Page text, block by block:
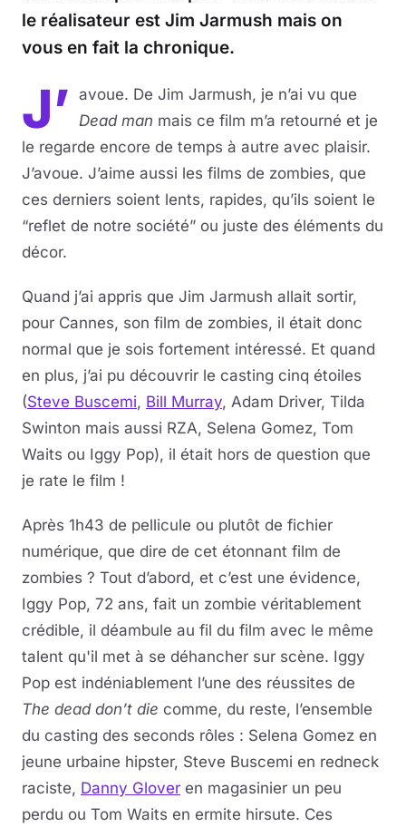
Forum
le réalisateur est Jim Jarmush mais on
vous en fait la chronique.
J’ avoue. De Jim Jarmush, je n’ai vu que
Dead man mais ce film m’a retourné et je
le regarde encore de temps à autre avec plaisir.
J’avoue. J’aime aussi les films de zombies, que
ces derniers soient lents, rapides, qu’ils soient le
“reflet de notre société” ou juste des éléments du
décor.
Quand j’ai appris que Jim Jarmush allait sortir,
pour Cannes, son film de zombies, il était donc
normal que je sois fortement intéressé. Et quand
en plus, j’ai pu découvrir le casting cinq étoiles
(Steve Buscemi, Bill Murray, Adam Driver, Tilda
Swinton mais aussi RZA, Selena Gomez, Tom
Waits ou Iggy Pop), il était hors de question que
je rate le film !
Après 1h43 de pellicule ou plutôt de fichier
numérique, que dire de cet étonnant film de
zombies ? Tout d’abord, et c’est une évidence,
Iggy Pop, 72 ans, fait un zombie véritablement
crédible, il déambule au fil du film avec le même
talent qu'il met à se déhancher sur scène. Iggy
Pop est indéniablement l’une des réussites de
The dead don’t die comme, du reste, l’ensemble
du casting des seconds rôles : Selena Gomez en
jeune urbaine hipster, Steve Buscemi en redneck
raciste, Danny Glover en magasinier un peu
perdu ou Tom Waits en ermite hirsute. Ces